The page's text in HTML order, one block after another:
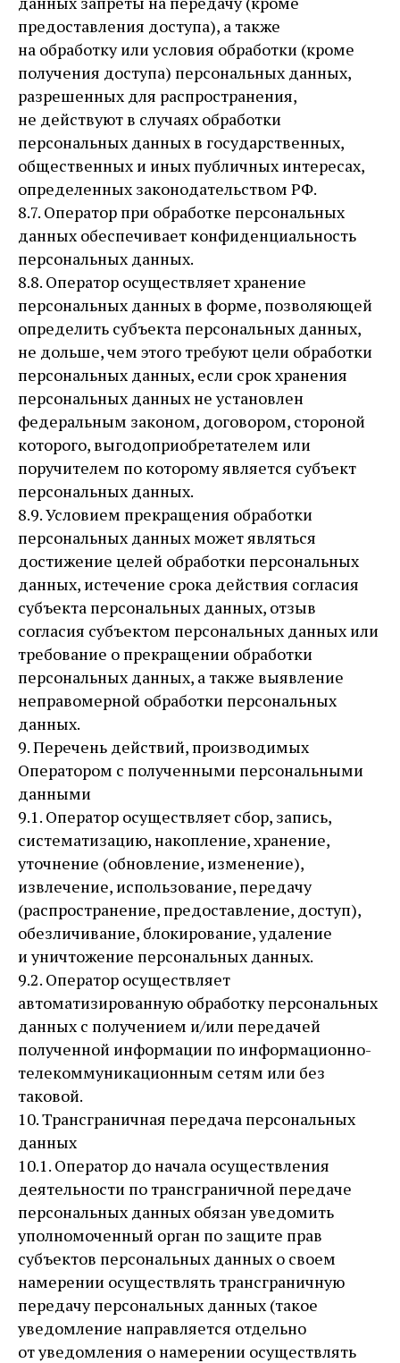
предоставления доступа), а также
на обработку или условия обработки (кроме
получения доступа) персональных данных,
разрешенных для распространения,
не действуют в случаях обработки
персональных данных в государственных,
общественных и иных публичных интересах,
определенных законодательством РФ.
8.7. Оператор при обработке персональных
данных обеспечивает конфиденциальность
персональных данных.
8.8. Оператор осуществляет хранение
персональных данных в форме, позволяющей
определить субъекта персональных данных,
не дольше, чем этого требуют цели обработки
персональных данных, если срок хранения
персональных данных не установлен
федеральным законом, договором, стороной
которого, выгодоприобретателем или
поручителем по которому является субъект
персональных данных.
8.9. Условием прекращения обработки
персональных данных может являться
достижение целей обработки персональных
данных, истечение срока действия согласия
субъекта персональных данных, отзыв
согласия субъектом персональных данных или
требование о прекращении обработки
персональных данных, а также выявление
неправомерной обработки персональных
данных.
9. Перечень действий, производимых
Оператором с полученными персональными
данными
9.1. Оператор осуществляет сбор, запись,
систематизацию, накопление, хранение,
уточнение (обновление, изменение),
извлечение, использование, передачу
(распространение, предоставление, доступ),
обезличивание, блокирование, удаление
и уничтожение персональных данных.
9.2. Оператор осуществляет
автоматизированную обработку персональных
данных с получением и/или передачей
полученной информации по информационно-
телекоммуникационным сетям или без
таковой.
10. Трансграничная передача персональных
данных
10.1. Оператор до начала осуществления
деятельности по трансграничной передаче
персональных данных обязан уведомить
уполномоченный орган по защите прав
субъектов персональных данных о своем
намерении осуществлять трансграничную
передачу персональных данных (такое
уведомление направляется отдельно
от уведомления о намерении осуществлять